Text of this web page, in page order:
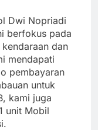
Dwi Nopriadi
berfokus pada
dan
mendapati
pembayaran
untuk
kami juga
unit Mobil